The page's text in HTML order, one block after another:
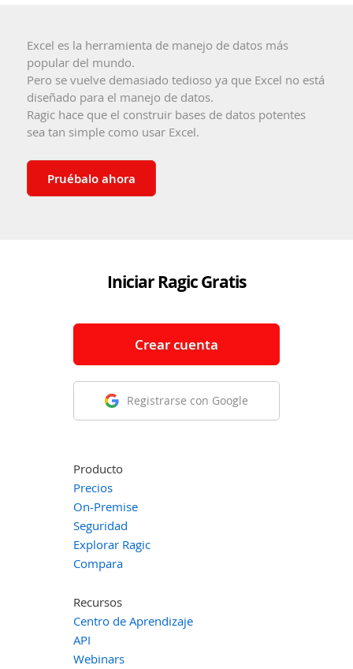
Excel es la herramienta de manejo de datos más
popular del mundo.
Pero se vuelve demasiado tedioso ya que Excel no está
diseñado para el manejo de datos.
Ragic hace que el construir bases de datos potentes
sea tan simple como usar Excel.
Pruébalo ahora
Iniciar Ragic Gratis
Crear cuenta
Registrarse con Google
Producto
Precios
On-Premise
Seguridad
Explorar Ragic
Compara
Recursos
Centro de Aprendizaje
API
Webinars